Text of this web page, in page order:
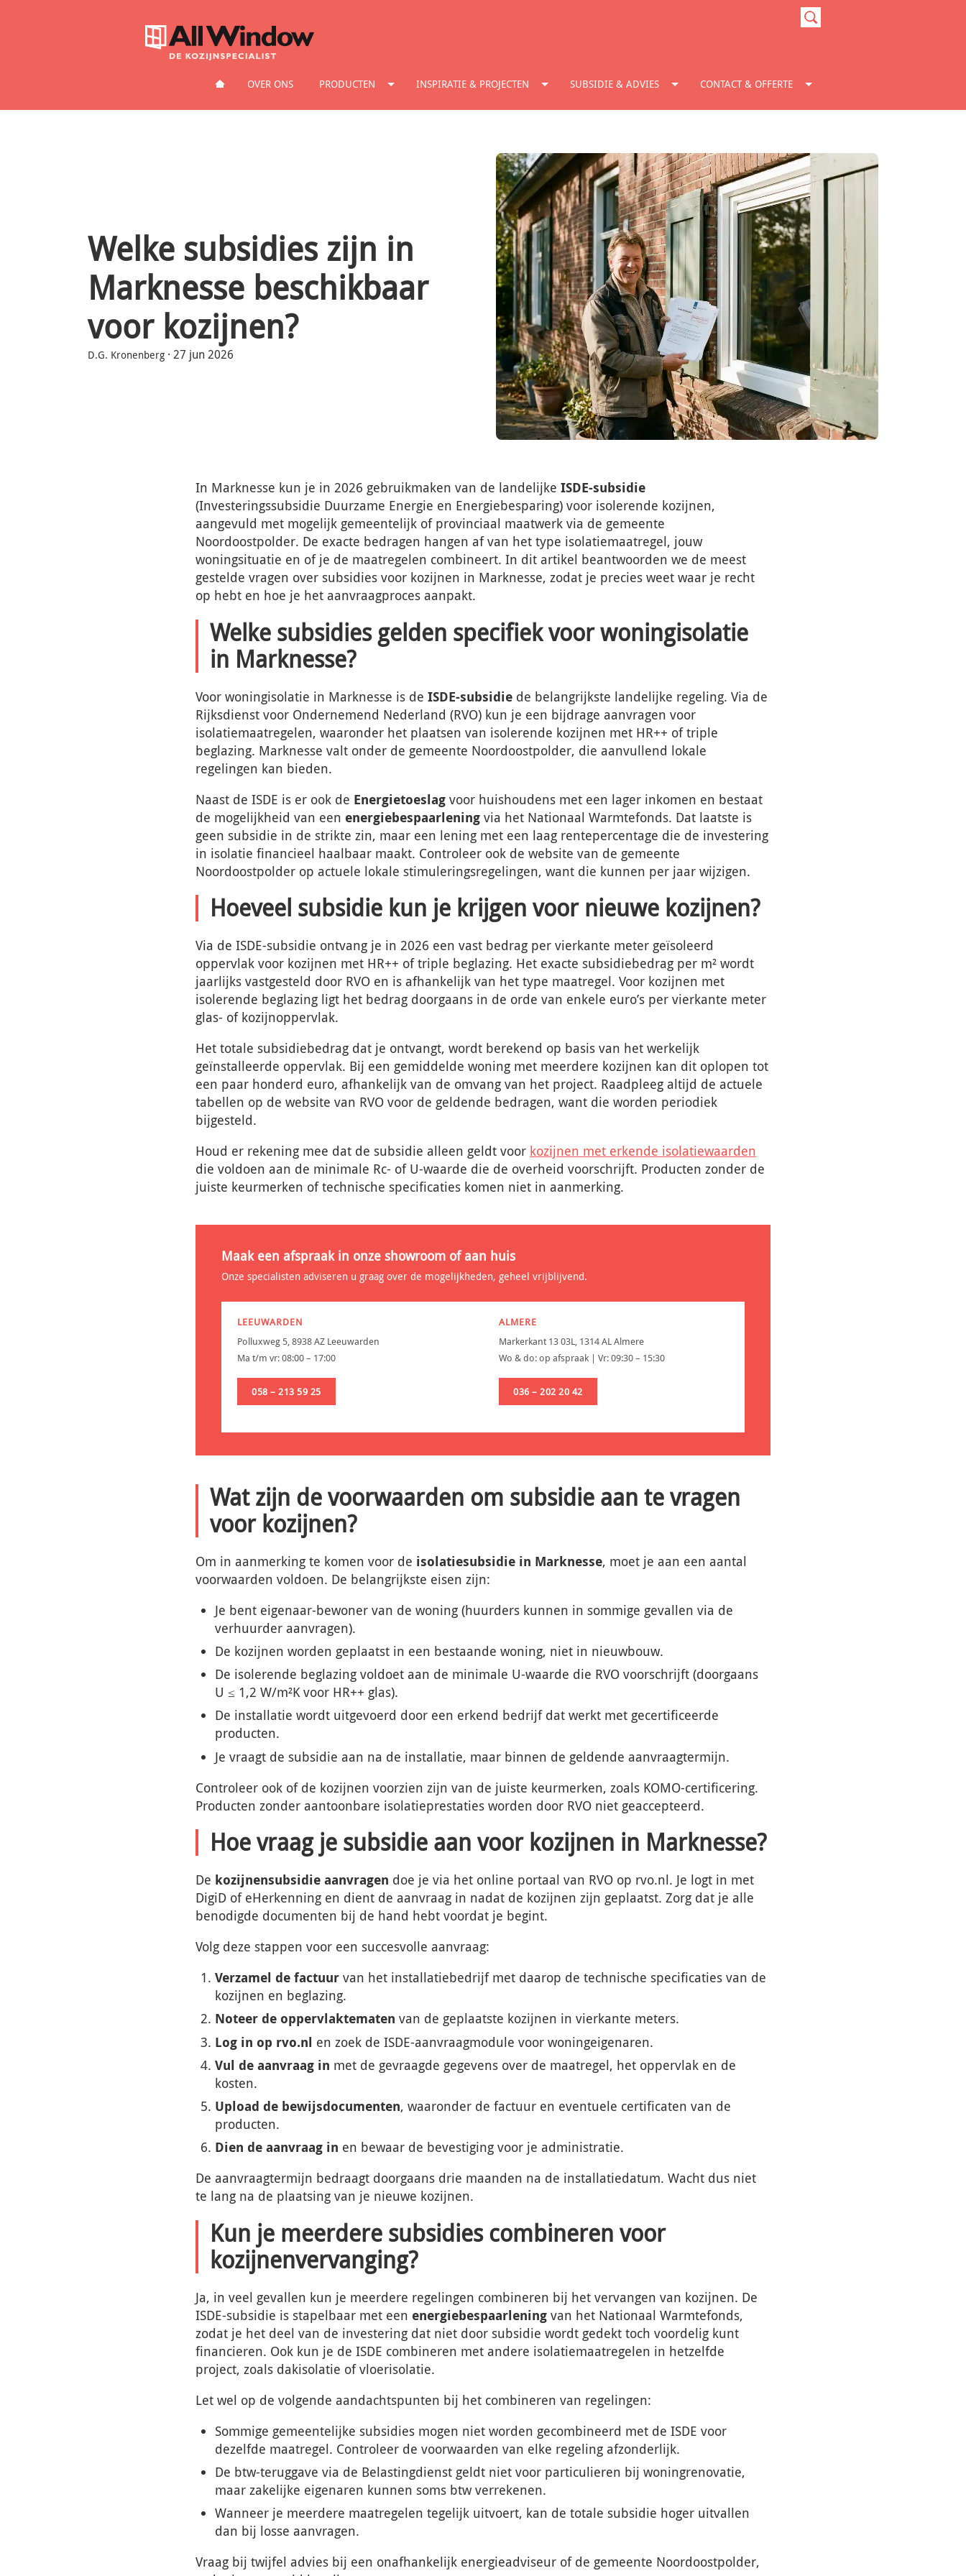
HOMEOVER ONS PRODUCTEN INSPIRATIE & PROJECTEN SUBSIDIE & ADVIES CONTACT & OFFERTE
Welke subsidies zijn in
Marknesse beschikbaar
voor kozijnen?
D.G. Kronenberg · 27 jun 2026
In Marknesse kun je in 2026 gebruikmaken van de landelijke ISDE-subsidie
(Investeringssubsidie Duurzame Energie en Energiebesparing) voor isolerende kozijnen,
aangevuld met mogelijk gemeentelijk of provinciaal maatwerk via de gemeente
Noordoostpolder. De exacte bedragen hangen af van het type isolatiemaatregel, jouw
woningsituatie en of je de maatregelen combineert. In dit artikel beantwoorden we de meest
gestelde vragen over subsidies voor kozijnen in Marknesse, zodat je precies weet waar je recht
op hebt en hoe je het aanvraagproces aanpakt.
Welke subsidies gelden specifiek voor woningisolatie
in Marknesse?
Voor woningisolatie in Marknesse is de ISDE-subsidie de belangrijkste landelijke regeling. Via de
Rijksdienst voor Ondernemend Nederland (RVO) kun je een bijdrage aanvragen voor
isolatiemaatregelen, waaronder het plaatsen van isolerende kozijnen met HR++ of triple
beglazing. Marknesse valt onder de gemeente Noordoostpolder, die aanvullend lokale
regelingen kan bieden.
Naast de ISDE is er ook de Energietoeslag voor huishoudens met een lager inkomen en bestaat
de mogelijkheid van een energiebespaarlening via het Nationaal Warmtefonds. Dat laatste is
geen subsidie in de strikte zin, maar een lening met een laag rentepercentage die de investering
in isolatie financieel haalbaar maakt. Controleer ook de website van de gemeente
Noordoostpolder op actuele lokale stimuleringsregelingen, want die kunnen per jaar wijzigen.
Hoeveel subsidie kun je krijgen voor nieuwe kozijnen?
Via de ISDE-subsidie ontvang je in 2026 een vast bedrag per vierkante meter geïsoleerd
oppervlak voor kozijnen met HR++ of triple beglazing. Het exacte subsidiebedrag per m² wordt
jaarlijks vastgesteld door RVO en is afhankelijk van het type maatregel. Voor kozijnen met
isolerende beglazing ligt het bedrag doorgaans in de orde van enkele euro’s per vierkante meter
glas- of kozijnoppervlak.
Het totale subsidiebedrag dat je ontvangt, wordt berekend op basis van het werkelijk
geïnstalleerde oppervlak. Bij een gemiddelde woning met meerdere kozijnen kan dit oplopen tot
een paar honderd euro, afhankelijk van de omvang van het project. Raadpleeg altijd de actuele
tabellen op de website van RVO voor de geldende bedragen, want die worden periodiek
bijgesteld.
Houd er rekening mee dat de subsidie alleen geldt voor kozijnen met erkende isolatiewaarden
die voldoen aan de minimale Rc- of U-waarde die de overheid voorschrijft. Producten zonder de
juiste keurmerken of technische specificaties komen niet in aanmerking.
Maak een afspraak in onze showroom of aan huis
Onze specialisten adviseren u graag over de mogelijkheden, geheel vrijblijvend.
LEEUWARDEN
Polluxweg 5, 8938 AZ Leeuwarden
Ma t/m vr: 08:00 – 17:00
058 – 213 59 25
ALMERE
Markerkant 13 03L, 1314 AL Almere
Wo & do: op afspraak | Vr: 09:30 – 15:30
036 – 202 20 42
Wat zijn de voorwaarden om subsidie aan te vragen
voor kozijnen?
Om in aanmerking te komen voor de isolatiesubsidie in Marknesse, moet je aan een aantal
voorwaarden voldoen. De belangrijkste eisen zijn:
Je bent eigenaar-bewoner van de woning (huurders kunnen in sommige gevallen via de
verhuurder aanvragen).
De kozijnen worden geplaatst in een bestaande woning, niet in nieuwbouw.
De isolerende beglazing voldoet aan de minimale U-waarde die RVO voorschrijft (doorgaans
U ≤ 1,2 W/m²K voor HR++ glas).
De installatie wordt uitgevoerd door een erkend bedrijf dat werkt met gecertificeerde
producten.
Je vraagt de subsidie aan na de installatie, maar binnen de geldende aanvraagtermijn.
Controleer ook of de kozijnen voorzien zijn van de juiste keurmerken, zoals KOMO-certificering.
Producten zonder aantoonbare isolatieprestaties worden door RVO niet geaccepteerd.
Hoe vraag je subsidie aan voor kozijnen in Marknesse?
De kozijnensubsidie aanvragen doe je via het online portaal van RVO op rvo.nl. Je logt in met
DigiD of eHerkenning en dient de aanvraag in nadat de kozijnen zijn geplaatst. Zorg dat je alle
benodigde documenten bij de hand hebt voordat je begint.
Volg deze stappen voor een succesvolle aanvraag:
Verzamel de factuur van het installatiebedrijf met daarop de technische specificaties van de
kozijnen en beglazing.
Noteer de oppervlaktematen van de geplaatste kozijnen in vierkante meters.
Log in op rvo.nl en zoek de ISDE-aanvraagmodule voor woningeigenaren.
Vul de aanvraag in met de gevraagde gegevens over de maatregel, het oppervlak en de
kosten.
Upload de bewijsdocumenten, waaronder de factuur en eventuele certificaten van de
producten.
Dien de aanvraag in en bewaar de bevestiging voor je administratie.
De aanvraagtermijn bedraagt doorgaans drie maanden na de installatiedatum. Wacht dus niet
te lang na de plaatsing van je nieuwe kozijnen.
Kun je meerdere subsidies combineren voor
kozijnenvervanging?
Ja, in veel gevallen kun je meerdere regelingen combineren bij het vervangen van kozijnen. De
ISDE-subsidie is stapelbaar met een energiebespaarlening van het Nationaal Warmtefonds,
zodat je het deel van de investering dat niet door subsidie wordt gedekt toch voordelig kunt
financieren. Ook kun je de ISDE combineren met andere isolatiemaatregelen in hetzelfde
project, zoals dakisolatie of vloerisolatie.
Let wel op de volgende aandachtspunten bij het combineren van regelingen:
Sommige gemeentelijke subsidies mogen niet worden gecombineerd met de ISDE voor
dezelfde maatregel. Controleer de voorwaarden van elke regeling afzonderlijk.
De btw-teruggave via de Belastingdienst geldt niet voor particulieren bij woningrenovatie,
maar zakelijke eigenaren kunnen soms btw verrekenen.
Wanneer je meerdere maatregelen tegelijk uitvoert, kan de totale subsidie hoger uitvallen
dan bij losse aanvragen.
Vraag bij twijfel advies bij een onafhankelijk energieadviseur of de gemeente Noordoostpolder,